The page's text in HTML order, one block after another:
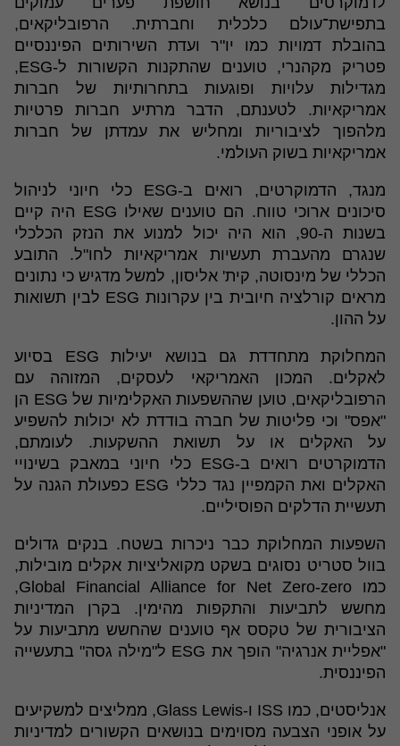
בתפישת־עולם כלכלית וחברתית. הרפובליקאים,
בהובלת דמויות כמו יו"ר ועדת השירותים הפיננסיים
פטריק מקהנרי, טוענים שהתקנות הקשורות ל-ESG,
מגדילות עלויות ופוגעות בתחרותיות של חברות
אמריקאיות. לטענתם, הדבר מרתיע חברות פרטיות
מלהפוך לציבוריות ומחליש את עמדתן של חברות
אמריקאיות בשוק העולמי.
מנגד, הדמוקרטים, רואים ב-ESG כלי חיוני לניהול
סיכונים ארוכי טווח. הם טוענים שאילו ESG היה קיים
בשנות ה-90, הוא היה יכול למנוע את הנזק הכלכלי
שנגרם מהעברת תעשיות אמריקאיות לחו"ל. התובע
הכללי של מינסוטה, קית' אליסון, למשל מדגיש כי נתונים
מראים קורלציה חיובית בין עקרונות ESG לבין תשואות
על ההון.
המחלוקת מתחדדת גם בנושא יעילות ESG בסיוע
לאקלים. המכון האמריקאי לעסקים, המזוהה עם
הרפובליקאים, טוען שההשפעות האקלימיות של ESG הן
"אפס" וכי פליטות של חברה בודדת לא יכולות להשפיע
על האקלים או על תשואת ההשקעות. לעומתם,
הדמוקרטים רואים ב-ESG כלי חיוני במאבק בשינויי
האקלים ואת הקמפיין נגד כללי ESG כפעולת הגנה על
תעשיית הדלקים הפוסיליים.
השפעות המחלוקת כבר ניכרות בשטח. בנקים גדולים
בוול סטריט נסוגים בשקט מקואליציות אקלים מובילות,
כמו Global Financial Alliance for Net Zero-zero,
מחשש לתביעות והתקפות מהימין. בקרן המדיניות
הציבורית של טקסס אף טוענים שהחשש מתביעות על
"אפליית אנרגיה" הופך את ESG ל"מילה גסה" בתעשייה
הפיננסית.
אנליסטים, כמו ISS ו-Glass Lewis, ממליצים למשקיעים
על אופני הצבעה מסוימים בנושאים הקשורים למדיניות